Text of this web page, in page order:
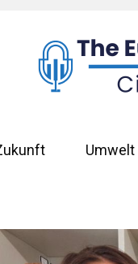
Umwelt